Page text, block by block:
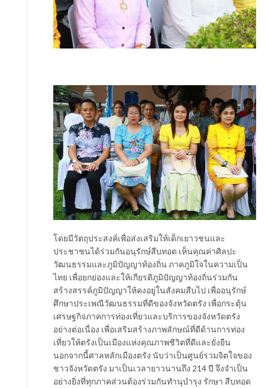
โดยมีวัตถุประสงค์เพื่อส่งเสริมให้เด็กเยาวชนและ
ประชาชนได้ร่วมกันอนุรักษ์สืบทอด เห็นคุณค่าศิลปะ
วัฒนธรรมและภูมิปัญญาท้องถิ่น ภาคภูมิใจในความเป็น
ไทย เพื่อยกย่องและให้เกียรติภูมิปัญญาท้องถิ่นร่วมกัน
สร้างสรรค์ภูมิปัญญาให้คงอยู่ในสังคมสืบไป เพื่ออนุรักษ์
ศึกษาประเพณีวัฒนธรรมที่ดีของจังหวัดตรัง เพื่อกระตุ้น
เศรษฐกิจภาคการท่องเที่ยวและบริการของจังหวัดตรัง
อย่างต่อเนื่อง เพื่อเสริมสร้างภาพลักษณ์ที่ดีด้านการท่อง
เที่ยวให้ตรังเป็นเมืองแห่งคุณภาพชีวิตที่ดีและยั่งยืน
นอกจากนี้ศาลหลักเมืองตรัง นับว่าเป็นศูนย์รวมจิตใจของ
ชาวจังหวัดตรัง มาเป็นเวลายาวนานถึง 214 ปี จึงจำเป็น
อย่างยิ่งที่ทุกภาคส่วนต้องร่วมกันทำนุบำรุง รักษา สืบทอด